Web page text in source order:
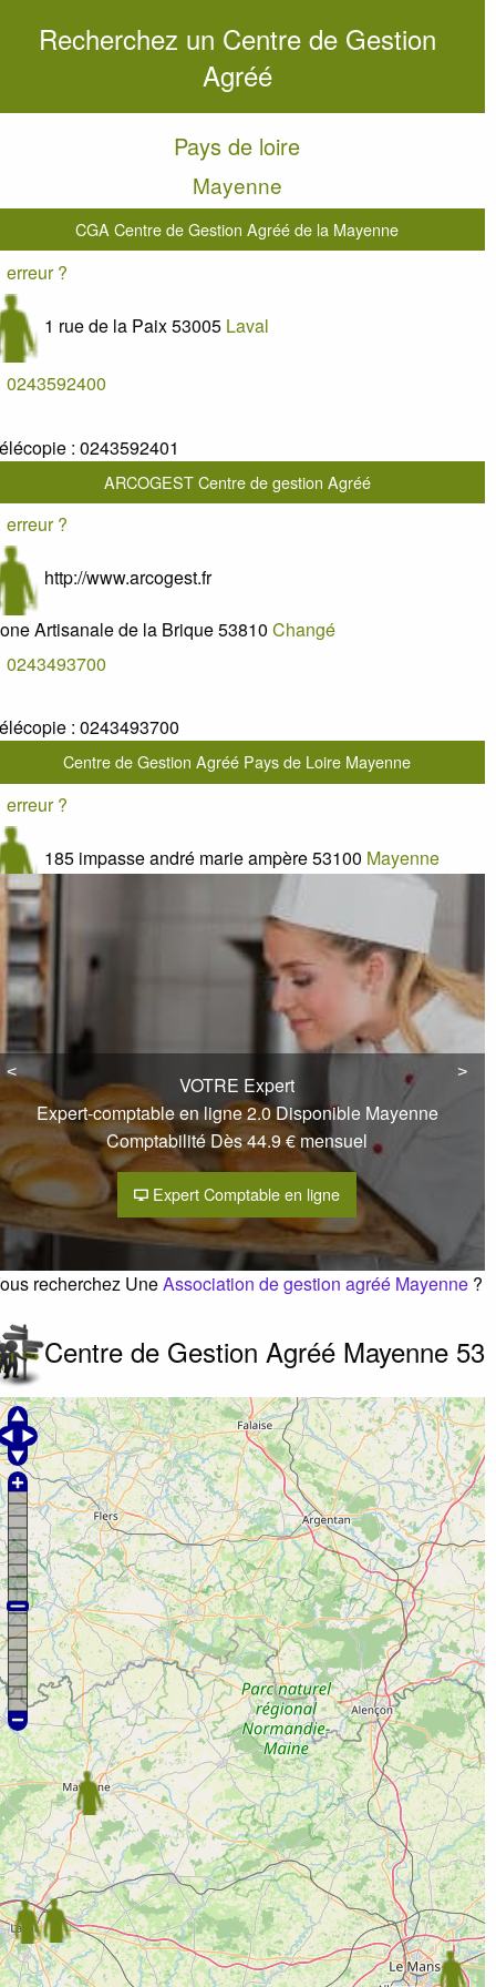
Recherchez un Centre de Gestion
Agréé
Pays de loire
Mayenne
CGA Centre de Gestion Agréé de la Mayenne
erreur ?
1 rue de la Paix53005 Laval
0243592400
: 0243592401
ARCOGEST Centre de gestion Agréé
erreur ?
http://www.arcogest.fr
Artisanale de la Brique53810 Changé
0243493700
: 0243493700
Centre de Gestion Agréé Pays de Loire Mayenne
erreur ?
185 impasse andré marie ampère53100 Mayenne
0243321981
:
AFOC Bonchamp les Laval
erreur ?
Zone industrielle nord rue pierres53960 Bonchamp lès
0243499254
:
<
< >
>
VOTRE Expert
Expert-comptable en ligne 2.0 Disponible Mayenne
Comptabilité Dès 44.9 € mensuel
Expert Comptable en ligne
recherchez UneAssociation de gestion agréé Mayenne ?
Centre de Gestion Agréé Mayenne 53